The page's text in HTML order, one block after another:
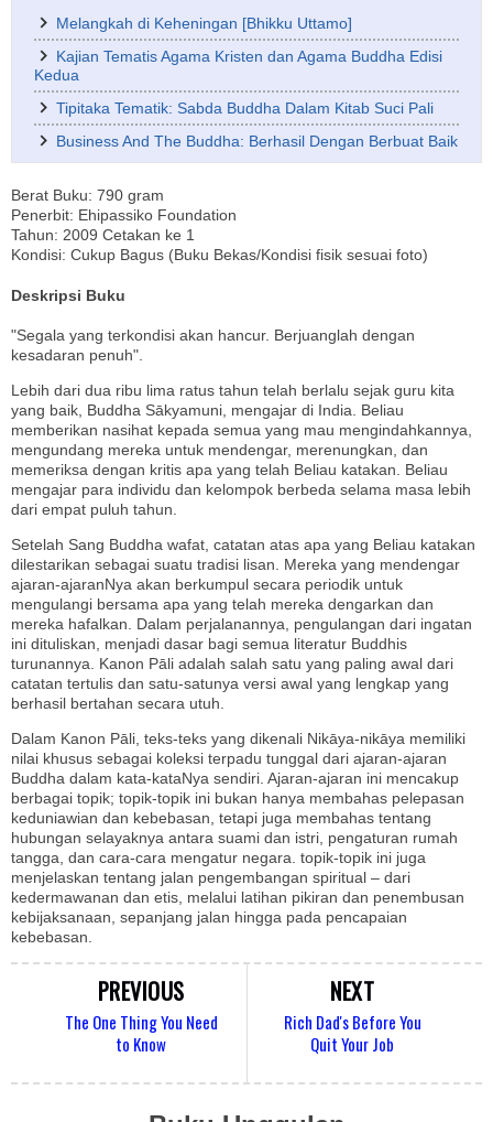
Melangkah di Keheningan [Bhikku Uttamo]
Kajian Tematis Agama Kristen dan Agama Buddha Edisi
Kedua
Tipitaka Tematik: Sabda Buddha Dalam Kitab Suci Pali
Business And The Buddha: Berhasil Dengan Berbuat Baik
Berat Buku: 790 gram
Penerbit: Ehipassiko Foundation
Tahun: 2009 Cetakan ke 1
Kondisi: Cukup Bagus (Buku Bekas/Kondisi fisik sesuai foto)
Deskripsi Buku
"Segala yang terkondisi akan hancur. Berjuanglah dengan
kesadaran penuh".
Lebih dari dua ribu lima ratus tahun telah berlalu sejak guru kita
yang baik, Buddha Sākyamuni, mengajar di India. Beliau
memberikan nasihat kepada semua yang mau mengindahkannya,
mengundang mereka untuk mendengar, merenungkan, dan
memeriksa dengan kritis apa yang telah Beliau katakan. Beliau
mengajar para individu dan kelompok berbeda selama masa lebih
dari empat puluh tahun.
Setelah Sang Buddha wafat, catatan atas apa yang Beliau katakan
dilestarikan sebagai suatu tradisi lisan. Mereka yang mendengar
ajaran-ajaranNya akan berkumpul secara periodik untuk
mengulangi bersama apa yang telah mereka dengarkan dan
mereka hafalkan. Dalam perjalanannya, pengulangan dari ingatan
ini dituliskan, menjadi dasar bagi semua literatur Buddhis
turunannya. Kanon Pāli adalah salah satu yang paling awal dari
catatan tertulis dan satu-satunya versi awal yang lengkap yang
berhasil bertahan secara utuh.
Dalam Kanon Pāli, teks-teks yang dikenali Nikāya-nikāya memiliki
nilai khusus sebagai koleksi terpadu tunggal dari ajaran-ajaran
Buddha dalam kata-kataNya sendiri. Ajaran-ajaran ini mencakup
berbagai topik; topik-topik ini bukan hanya membahas pelepasan
keduniawian dan kebebasan, tetapi juga membahas tentang
hubungan selayaknya antara suami dan istri, pengaturan rumah
tangga, dan cara-cara mengatur negara. topik-topik ini juga
menjelaskan tentang jalan pengembangan spiritual – dari
kedermawanan dan etis, melalui latihan pikiran dan penembusan
kebijaksanaan, sepanjang jalan hingga pada pencapaian
kebebasan.
NEXT
Rich Dad's Before You
Quit Your Job
PREVIOUS
The One Thing You Need
to Know